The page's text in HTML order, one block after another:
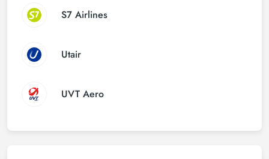
S7 Airlines
Utair
UVT Aero